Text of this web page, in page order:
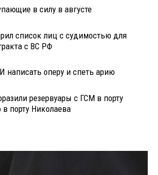
в силу в августе
список лиц с судимостью для
с ВС РФ
написать оперу и спеть арию
резервуары с ГСМ в порту
порту Николаева